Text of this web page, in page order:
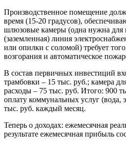
Производственное помещение
время (15-20 градусов),
шлюзовые камеры (одна нужна для
(заземленная) линия
или опилки с соломой) требует
возгорания и автоматическое
В состав первичных инвестиций
трамбовки – 15 тыс. руб.; камера
расходы – 75 тыс. руб. Итого: 900
оплату коммунальных услуг (вода,
тыс. руб. каждый месяц.
Теперь о доходах: ежемесячная
результате ежемесячная прибыль